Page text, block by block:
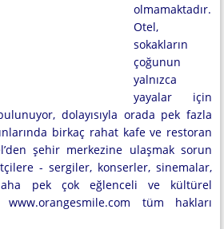
olmamaktadır.
Otel,
sokakların
çoğunun
yalnızca
yayalar için
dolayısıyla orada pek fazla
birkaç rahat kafe ve restoran
şehir merkezine ulaşmak sorun
- sergiler, konserler, sinemalar,
pek çok eğlenceli ve kültürel
tüm hakları